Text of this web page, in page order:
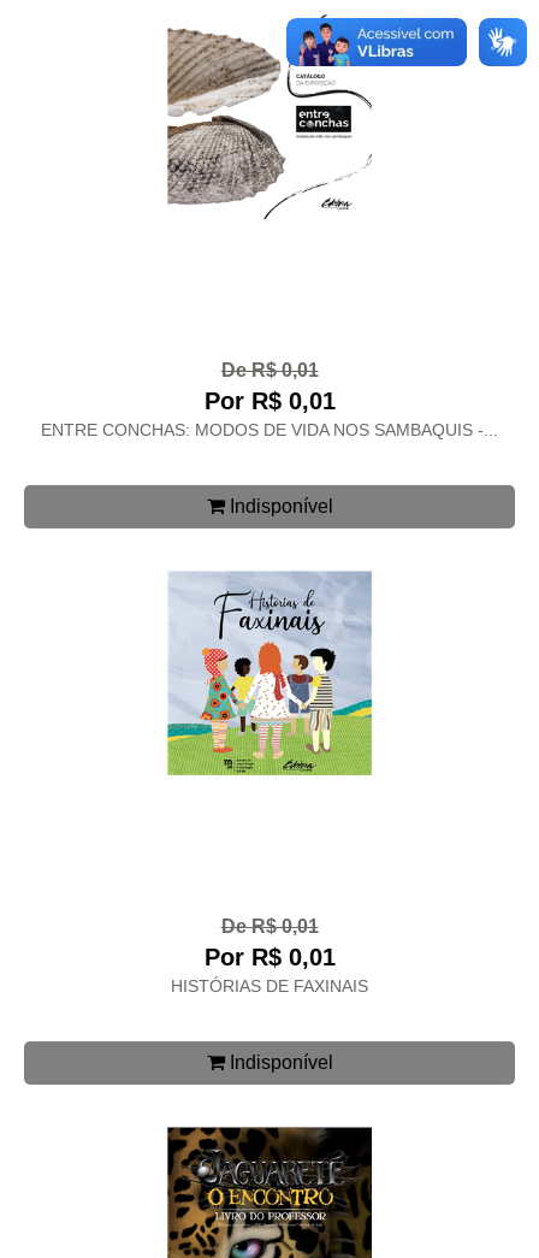
De R$ 0,01
Por R$ 0,01
ENTRE CONCHAS: MODOS DE VIDA NOS SAMBAQUIS -...
Indisponível
De R$ 0,01
Por R$ 0,01
HISTÓRIAS DE FAXINAIS
Indisponível